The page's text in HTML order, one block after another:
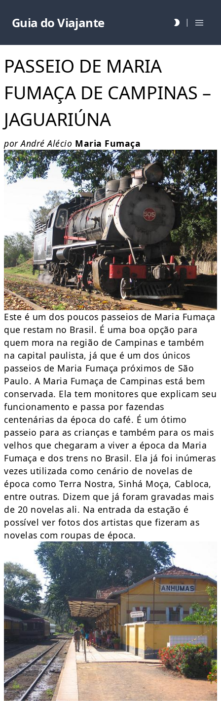
Guia do Viajante |
PASSEIO DE MARIA
FUMAÇA DE CAMPINAS –
JAGUARIÚNA
por André Alécio Maria Fumaça
Este é um dos poucos passeios de Maria Fumaça
que restam no Brasil. É uma boa opção para
quem mora na região de Campinas e também
na capital paulista, já que é um dos únicos
passeios de Maria Fumaça próximos de São
Paulo. A Maria Fumaça de Campinas está bem
conservada. Ela tem monitores que explicam seu
funcionamento e passa por fazendas
centenárias da época do café. É um ótimo
passeio para as crianças e também para os mais
velhos que chegaram a viver a época da Maria
Fumaça e dos trens no Brasil. Ela já foi inúmeras
vezes utilizada como cenário de novelas de
época como Terra Nostra, Sinhá Moça, Cabloca,
entre outras. Dizem que já foram gravadas mais
de 20 novelas ali. Na entrada da estação é
possível ver fotos dos artistas que fizeram as
novelas com roupas de época.